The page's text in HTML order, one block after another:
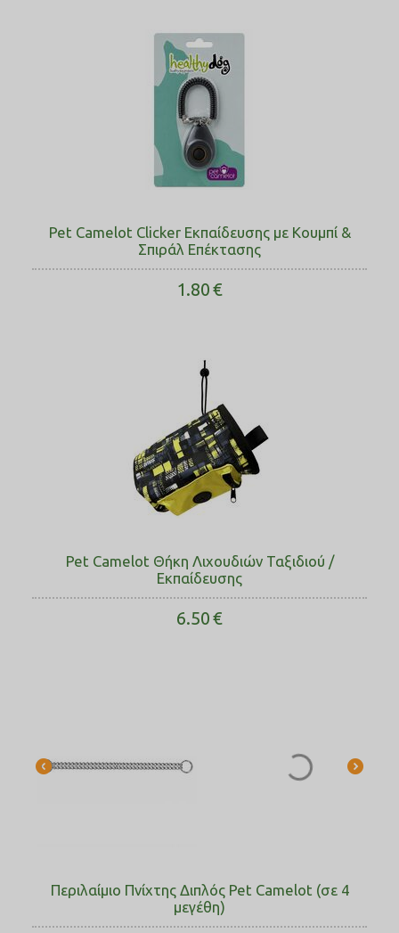
Pet Camelot Clicker Εκπαίδευσης με Κουμπί &
Σπιράλ Επέκτασης
1.80€
Pet Camelot Θήκη Λιχουδιών Ταξιδιού /
Εκπαίδευσης
6.50€
Περιλαίμιο Πνίχτης Διπλός Pet Camelot (σε 4
μεγέθη)